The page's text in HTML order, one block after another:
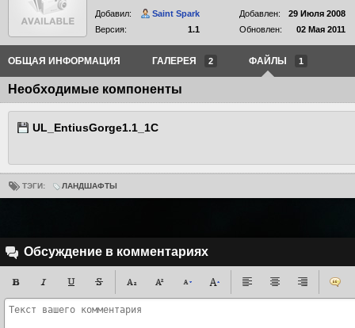
Добавил:
Saint Spark
Версия:
1.1
Добавлен:
29 Июля 2008
Обновлен:
02 Мая 2011
ОБЩАЯ ИНФОРМАЦИЯ ГАЛЕРЕЯ 2 ФАЙЛЫ 1
Необходимые компоненты
UL_EntiusGorge1.1_1C
ТЭГИ: ЛАНДШАФТЫ
Обсуждение в комментариях